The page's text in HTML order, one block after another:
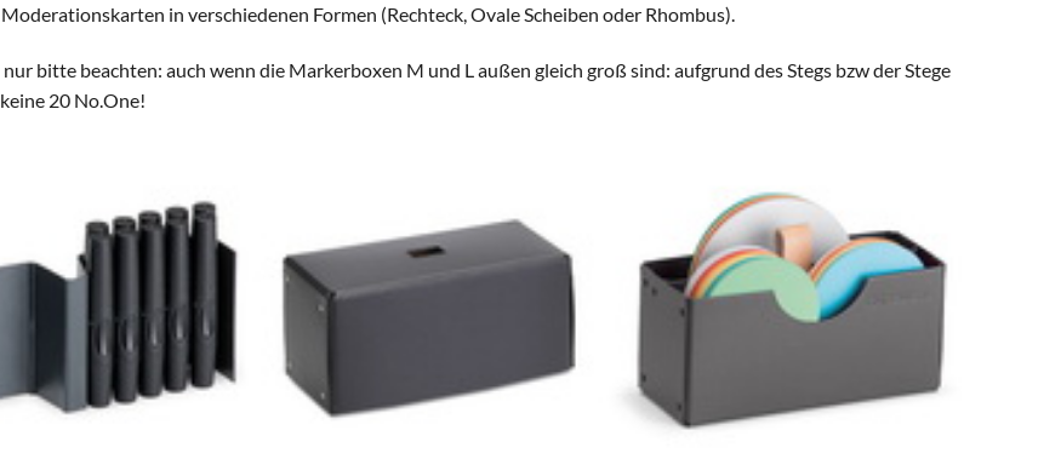
in verschiedenen Formen (Rechteck, Ovale Scheiben oder Rhombus).
bitte beachten: auch wenn die Markerboxen M und L außen gleich groß sind: aufgrund des Stegs bzw der Stege
20 No.One!